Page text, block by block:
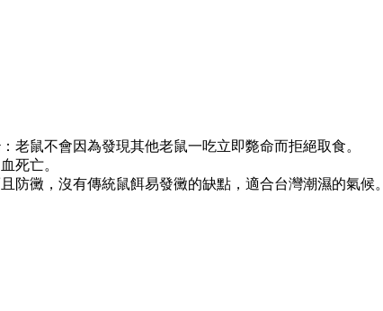
老鼠不會因為發現其他老鼠一吃立即斃命而拒絕取食。
死亡。
防黴，沒有傳統鼠餌易發黴的缺點，適合台灣潮濕的氣候。